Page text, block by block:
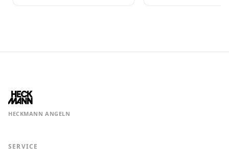
HECKMANN ANGELN
SERVICE